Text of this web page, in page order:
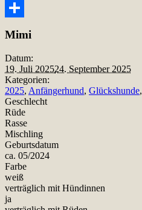
Snapchat
Mimi
Datum:
19. Juli 202524. September 2025
Kategorien:
2025, Anfängerhund, Glückshunde,
Geschlecht
Rüde
Rasse
Mischling
Geburtsdatum
ca. 05/2024
Farbe
weiß
verträglich mit Hündinnen
ja